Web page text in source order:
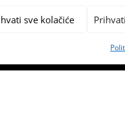
sve kolačiće